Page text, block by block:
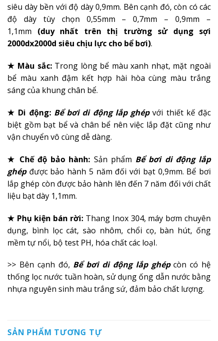
siêu dày bền với độ dày 0,9mm. Bên cạnh đó, còn có các
độ dày tùy chọn 0,55mm – 0,7mm – 0,9mm –
1,1mm (duy nhất trên thị trường sử dụng sợi
2000dx2000d siêu chịu lực cho bể bơi).
★ Màu sắc:Trong lòng bể màu xanh nhạt, mặt ngoài
bể màu xanh đậm kết hợp hài hòa cùng màu trắng
sáng của khung chân bể.
★ Di động: Bể bơi di động lắp ghépvới thiết kế đặc
biệt gồm bạt bể và chân bể nên việc lắp đặt cũng như
vận chuyển vô cùng dễ dàng.
★ Chế độ bảo hành: Sản phẩm Bể bơi di động lắp
ghépđược bảo hành 5 năm đối với bạt 0,9mm. Bể bơi
lắp ghép còn được bảo hành lên đến 7 năm đối với chất
liệu bạt dày 1,1mm.
★ Phụ kiện bán rời: Thang Inox 304, máy bơm chuyên
dụng, bình lọc cát, sào nhôm, chổi cọ, bàn hút, ống
mềm tự nổi, bộ test PH, hóa chất các loạI.
>> Bên cạnh đó, Bể bơi di động lắp ghépcòn có hệ
thống lọc nước tuần hoàn, sử dụng ống dẫn nước bằng
nhựa nguyên sinh màu trắng sứ, đảm bảo chất lượng.
SẢN PHẨM TƯƠNG TỰ